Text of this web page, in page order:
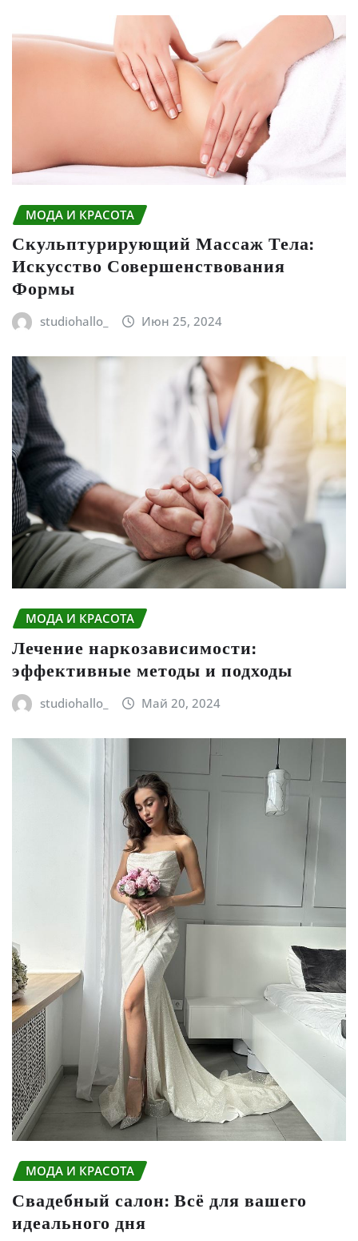
МОДА И КРАСОТА
Скульптурирующий Массаж Тела:
Искусство Совершенствования
Формы
studiohallo_ Июн 25, 2024
МОДА И КРАСОТА
Лечение наркозависимости:
эффективные методы и подходы
studiohallo_ Май 20, 2024
МОДА И КРАСОТА
Свадебный салон: Всё для вашего
идеального дня